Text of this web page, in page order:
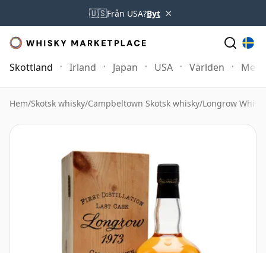
🇺🇸Från USA?Byt ×
Skottland Irland Japan USA Världen Mer
Hem/Skotsk whisky/Campbeltown Skotsk whisky/Longrow